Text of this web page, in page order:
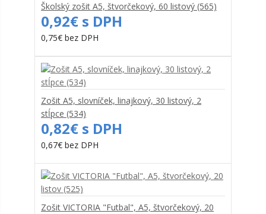
Školský zošit A5, štvorčekový, 60 listový (565)
0,92€ s DPH
0,75€ bez DPH
Zošit A5, slovníček, linajkový, 30 listový, 2
stĺpce (534)
0,82€ s DPH
0,67€ bez DPH
Zošit VICTORIA "Futbal", A5, štvorčekový, 20